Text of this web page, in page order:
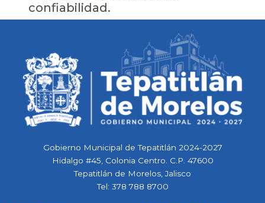
confiabilidad.
Gobierno Municipal de Tepatitlán 2024-2027
Hidalgo #45, Colonia Centro. C.P. 47600
Tepatitlán de Morelos, Jalisco
Tel: 378 788 8700